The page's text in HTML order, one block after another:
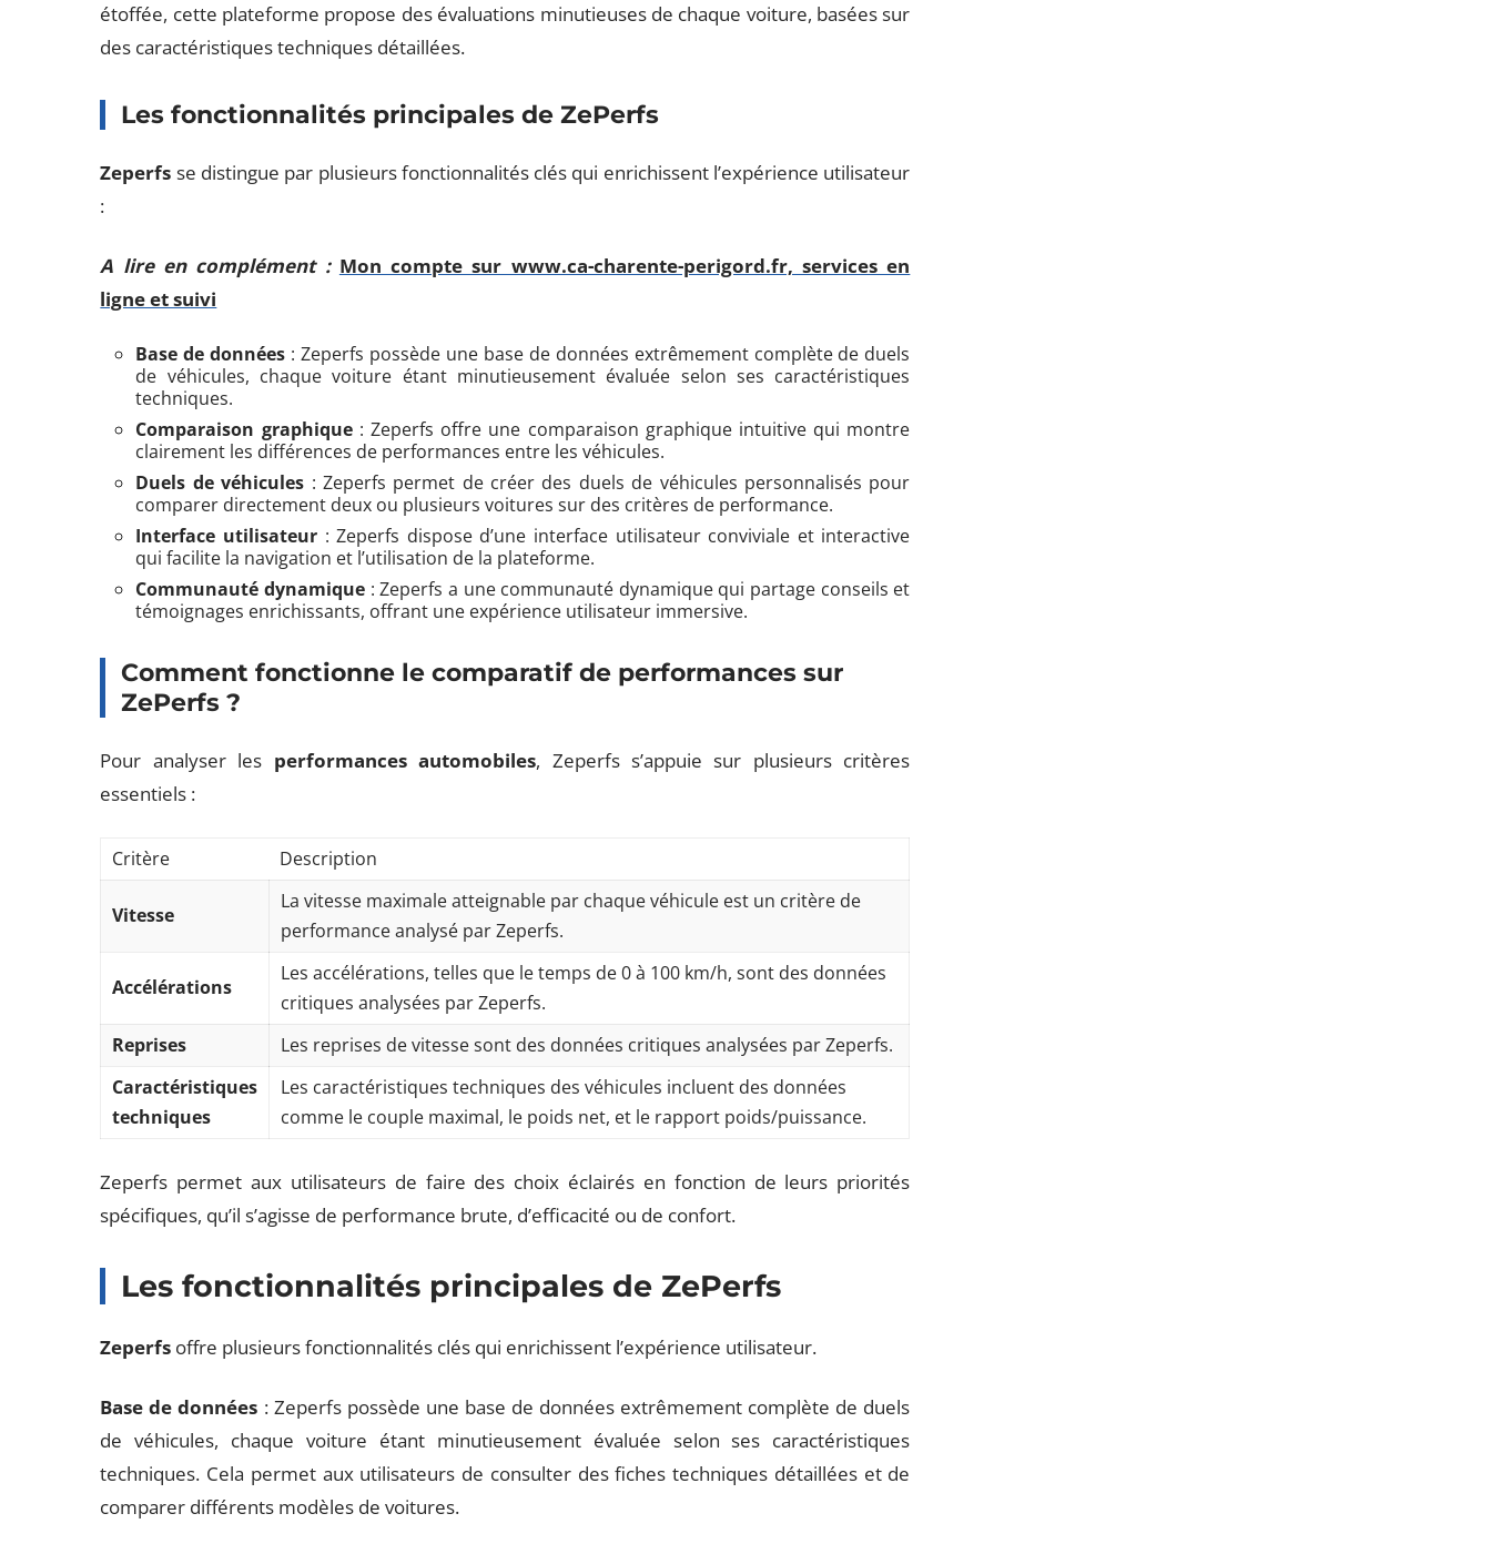
étoffée, cette plateforme propose des évaluations minutieuses de chaque voiture, basées sur
des caractéristiques techniques détaillées.
Les fonctionnalités principales de ZePerfs
Zeperfs se distingue par plusieurs fonctionnalités clés qui enrichissent l’expérience utilisateur
:
A lire en complément : Mon compte sur www.ca-charente-perigord.fr, services en
ligne et suivi
Base de données : Zeperfs possède une base de données extrêmement complète de duels
de véhicules, chaque voiture étant minutieusement évaluée selon ses caractéristiques
techniques.
Comparaison graphique: Zeperfs offre une comparaison graphique intuitive qui montre
clairement les différences de performances entre les véhicules.
Duels de véhicules : Zeperfs permet de créer des duels de véhicules personnalisés pour
comparer directement deux ou plusieurs voitures sur des critères de performance.
Interface utilisateur: Zeperfs dispose d’une interface utilisateur conviviale et interactive
qui facilite la navigation et l’utilisation de la plateforme.
Communauté dynamique: Zeperfs a une communauté dynamique qui partage conseils et
témoignages enrichissants, offrant une expérience utilisateur immersive.
Comment fonctionne le comparatif de performances sur
ZePerfs ?
Pour analyser les performances automobiles, Zeperfs s’appuie sur plusieurs critères
essentiels :
Critère Description
Vitesse
La vitesse maximale atteignable par chaque véhicule est un critère de
performance analysé par Zeperfs.
Accélérations
Les accélérations, telles que le temps de 0 à 100 km/h, sont des données
critiques analysées par Zeperfs.
Reprises
Les reprises de vitesse sont des données critiques analysées par Zeperfs.
Caractéristiques
techniques
Les caractéristiques techniques des véhicules incluent des données
comme le couple maximal, le poids net, et le rapport poids/puissance.
Zeperfs permet aux utilisateurs de faire des choix éclairés en fonction de leurs priorités
spécifiques, qu’il s’agisse de performance brute, d’efficacité ou de confort.
Les fonctionnalités principales de ZePerfs
Zeperfs offre plusieurs fonctionnalités clés qui enrichissent l’expérience utilisateur.
Base de données : Zeperfs possède une base de données extrêmement complète de duels
de véhicules, chaque voiture étant minutieusement évaluée selon ses caractéristiques
techniques. Cela permet aux utilisateurs de consulter des fiches techniques détaillées et de
comparer différents modèles de voitures.